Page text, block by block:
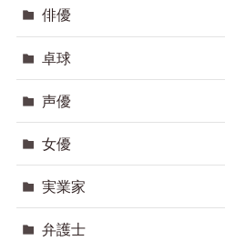
俳優
卓球
声優
女優
実業家
弁護士